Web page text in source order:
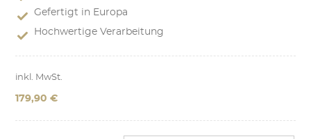
Gefertigt in Europa
Hochwertige Verarbeitung
inkl. MwSt.
179,90€